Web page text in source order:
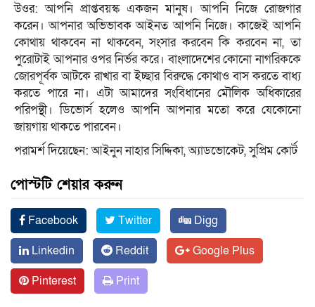
উওর: আপনি প্রাপ্তবয়স্ক একজন মানুষ। আপনি নিজে রোজগার
করেন। আপনার অভিভাবক আইনত আপনি নিজে। কাজেই আপনি
কোথায় থাকবেন না থাকবেন, সংসার করবেন কি করবেন না, তা
পুরোটাই আপনার ওপর নির্ভর করে। বাংলাদেশের কোনো নাগরিককে
জোরপূর্বক আটকে রাখার বা ইচ্ছার বিরুদ্ধে কোথাও বাস করতে বাধ্য
করতে পারে না। এটা আমাদের সংবিধানের মৌলিক অধিকারের
পরিপন্থী। ডিভোর্স হলেও আপনি আপনার মতো করে যেকোনো
জায়গায় থাকতে পারবেন।
পরামর্শ দিয়েছেন: আইনুন নাহার সিদ্দিকা, অ্যাডভোকেট, সুপ্রিম কোর্ট
পোস্টটি শেয়ার করুন
Facebook Twitter
Digg
Linkedin
Reddit
Google Plus
Pinterest
Print